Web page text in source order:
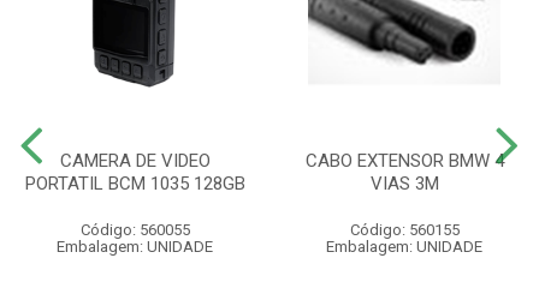
CAMERA DE VIDEO
PORTATIL BCM 1035 128GB
Código: 560055
Embalagem: UNIDADE
CABO EXTENSOR BMW 4
VIAS 3M
Código: 560155
Embalagem: UNIDADE